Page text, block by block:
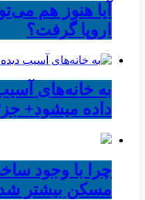
آیا هنوز هم
اروپا گرفت؟
به خانه‌های
داده میشود+
چرا با وجود
مسکن بیشتر